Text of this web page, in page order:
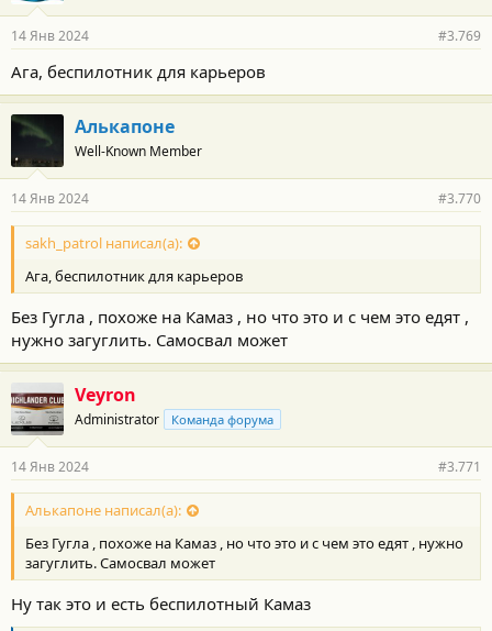
14 Янв 2024 #3.769
Ага, беспилотник для карьеров
Алькапоне
Well-Known Member
14 Янв 2024 #3.770
sakh_patrol написал(а):
Ага, беспилотник для карьеров
Без Гугла , похоже на Камаз , но что это и с чем это едят ,
нужно загуглить. Самосвал может
Veyron
Administrator Команда форума
14 Янв 2024 #3.771
Алькапоне написал(а):
Без Гугла , похоже на Камаз , но что это и с чем это едят , нужно
загуглить. Самосвал может
Ну так это и есть беспилотный Камаз